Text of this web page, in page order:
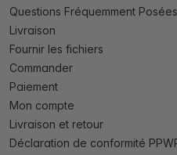
Questions Fréquemment Posées
Livraison
Fournir les fichiers
Commander
Paiement
Mon compte
Livraison et retour
Déclaration de conformité